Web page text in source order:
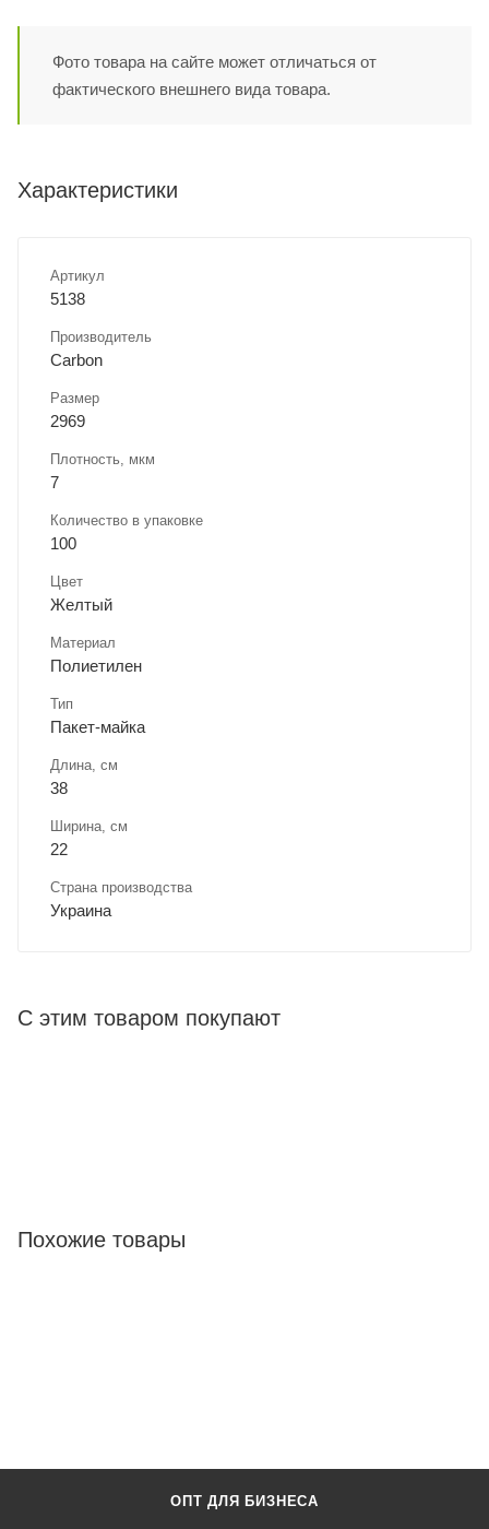
Фото товара на сайте может отличаться от
фактического внешнего вида товара.
Характеристики
Артикул
5138
Производитель
Carbon
Размер
2969
Плотность, мкм
7
Количество в упаковке
100
Цвет
Желтый
Материал
Полиетилен
Тип
Пакет-майка
Длина, cм
38
Ширина, cм
22
Страна производства
Украина
С этим товаром покупают
Похожие товары
ОПТ ДЛЯ БИЗНЕСА